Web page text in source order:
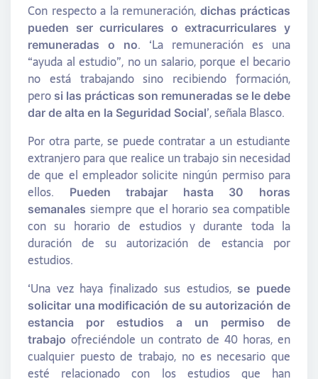
Con respecto a la remuneración, dichas prácticas
pueden ser curriculares o extracurriculares y
remuneradas o no. ‘La remuneración es una
“ayuda al estudio”, no un salario, porque el becario
no está trabajando sino recibiendo formación,
pero si las prácticas son remuneradas se le debe
dar de alta en la Seguridad Social’, señala Blasco.
Por otra parte, se puede contratar a un estudiante
extranjero para que realice un trabajo sin necesidad
de que el empleador solicite ningún permiso para
ellos. Pueden trabajar hasta 30 horas
semanales siempre que el horario sea compatible
con su horario de estudios y durante toda la
duración de su autorización de estancia por
estudios.
‘Una vez haya finalizado sus estudios,se puede
solicitar una modificación de su autorización de
estancia por estudios a un permiso de
trabajo ofreciéndole un contrato de 40 horas, en
cualquier puesto de trabajo, no es necesario que
esté relacionado con los estudios que han